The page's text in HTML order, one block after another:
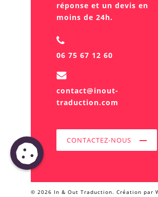
réponse et un devis en
moins de 24h.
06 75 67 12 60
contact@inout-
traduction.com
CONTACTEZ-NOUS
© 2026 In & Out Traduction. Création par